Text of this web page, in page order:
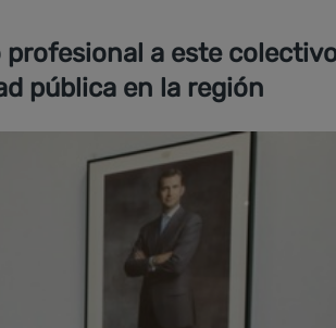
a este
pública en la región